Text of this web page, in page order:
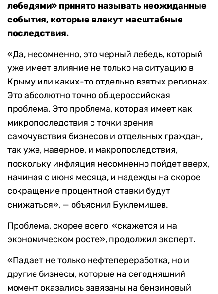
лебедями» принято называть неожиданные
события, которые влекут масштабные
последствия.
«Да, несомненно, это черный лебедь, который
уже имеет влияние не только на ситуацию в
Крыму или каких-то отдельно взятых регионах.
Это абсолютно точно общероссийская
проблема. Это проблема, которая имеет как
микропоследствия с точки зрения
самочувствия бизнесов и отдельных граждан,
так уже, наверное, и макропоследствия,
поскольку инфляция несомненно пойдет вверх,
начиная с июня месяца, и надежды на скорое
сокращение процентной ставки будут
снижаться», — объяснил Буклемишев.
Проблема, скорее всего, «скажется и на
экономическом росте», продолжил эксперт.
«Падает не только нефтепереработка, но и
другие бизнесы, которые на сегодняшний
момент оказались завязаны на бензиновый